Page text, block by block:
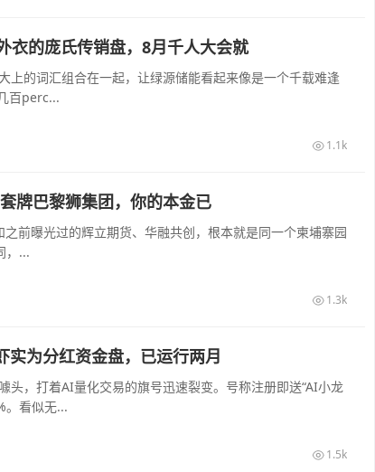
的庞氏传销盘，8月千人大会就
的词汇组合在一起，让绿源储能看起来像是一个千载难逢
百perc...
1.1k
牌巴黎狮集团，你的本金已
前曝光过的辉立期货、华融共创，根本就是同一个柬埔寨园
，...
1.3k
为分红资金盘，已运行两月
头，打着AI量化交易的旗号迅速裂变。号称注册即送“AI小龙
。看似无...
1.5k